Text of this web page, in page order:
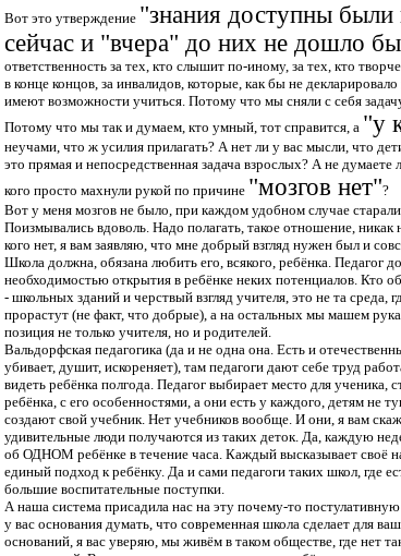
Вот это утверждение "знания доступны были
сейчас и "вчера" до них не дошло
ответственность за тех, кто слышит по-иному, за тех, кто
в конце концов, за инвалидов, которые, как бы не
имеют возможности учиться. Потому что мы сняли с себя
Потому что мы так и думаем, кто умный, тот справится, а "у
неучами, что ж усилия прилагать? А нет ли у вас мысли, что
это прямая и непосредственная задача взрослых? А не
кого просто махнули рукой по причине "мозгов нет"?
Вот у меня мозгов не было, при каждом удобном случае
Поизмывались вдоволь. Надо полагать, такое отношение,
кого нет, я вам заявляю, что мне добрый взгляд нужен был и
Школа должна, обязана любить его, всякого, ребёнка. Педагог
необходимостью открытия в ребёнке неких потенциалов. Кто
- школьных зданий и черствый взгляд учителя, это не та среда,
прорастут (не факт, что добрые), а на остальных мы машем
позиция не только учителя, но и родителей.
Вальдорфская педагогика (да и не одна она. Есть и
убивает, душит, искореняет), там педагоги дают себе труд
видеть ребёнка полгода. Педагог выбирает место для ученика,
ребёнка, с его особенностями, а они есть у каждого, детям не
создают свой учебник. Нет учебников вообще. И они, я вам
удивительные люди получаются из таких деток. Да, каждую
об ОДНОМ ребёнке в течение часа. Каждый высказывает своё
единый подход к ребёнку. Да и сами педагоги таких школ,
большие воспитательные поступки.
А наша система присадила нас на эту почему-то
у вас основания думать, что современная школа сделает для
оснований, я вас уверяю, мы живём в таком обществе, где нет